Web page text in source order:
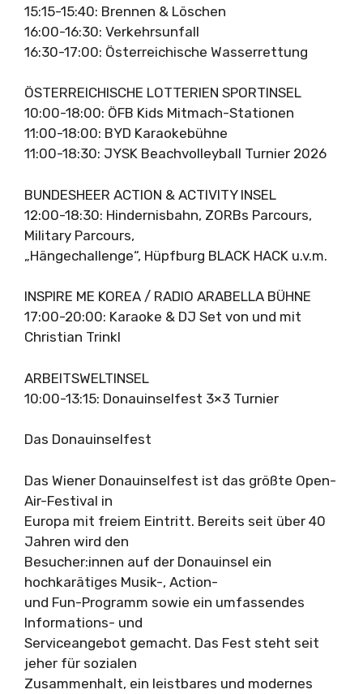
15:15-15:40: Brennen & Löschen
16:00-16:30: Verkehrsunfall
16:30-17:00: Österreichische Wasserrettung
ÖSTERREICHISCHE LOTTERIEN SPORTINSEL
10:00-18:00: ÖFB Kids Mitmach-Stationen
11:00-18:00: BYD Karaokebühne
11:00-18:30: JYSK Beachvolleyball Turnier 2026
BUNDESHEER ACTION & ACTIVITY INSEL
12:00-18:30: Hindernisbahn, ZORBs Parcours,
Military Parcours,
„Hängechallenge“, Hüpfburg BLACK HACK u.v.m.
INSPIRE ME KOREA / RADIO ARABELLA BÜHNE
17:00-20:00: Karaoke & DJ Set von und mit
Christian Trinkl
ARBEITSWELTINSEL
10:00-13:15: Donauinselfest 3×3 Turnier
Das Donauinselfest
Das Wiener Donauinselfest ist das größte Open-
Air-Festival in
Europa mit freiem Eintritt. Bereits seit über 40
Jahren wird den
Besucher:innen auf der Donauinsel ein
hochkarätiges Musik-, Action-
und Fun-Programm sowie ein umfassendes
Informations- und
Serviceangebot gemacht. Das Fest steht seit
jeher für sozialen
Zusammenhalt, ein leistbares und modernes